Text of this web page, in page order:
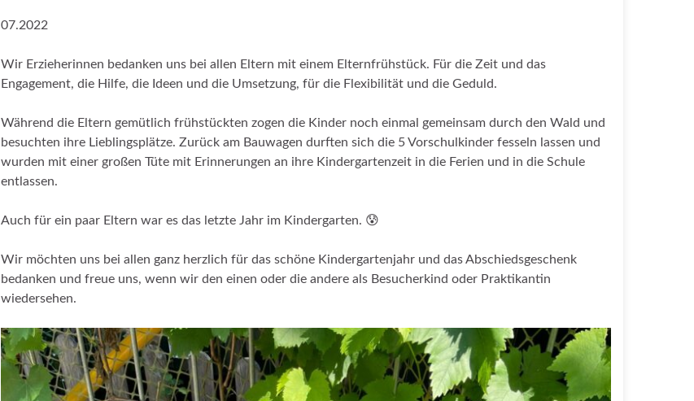
07.2022
Wir Erzieherinnen bedanken uns bei allen Eltern mit einem Elternfrühstück. Für die Zeit und das
Engagement, die Hilfe, die Ideen und die Umsetzung, für die Flexibilität und die Geduld.
Während die Eltern gemütlich frühstückten zogen die Kinder noch einmal gemeinsam durch den Wald und
besuchten ihre Lieblingsplätze. Zurück am Bauwagen durften sich die 5 Vorschulkinder fesseln lassen und
wurden mit einer großen Tüte mit Erinnerungen an ihre Kindergartenzeit in die Ferien und in die Schule
entlassen.
Auch für ein paar Eltern war es das letzte Jahr im Kindergarten. 😰
Wir möchten uns bei allen ganz herzlich für das schöne Kindergartenjahr und das Abschiedsgeschenk
bedanken und freue uns, wenn wir den einen oder die andere als Besucherkind oder Praktikantin
wiedersehen.